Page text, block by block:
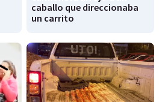
caballo que direccionaba
un carrito